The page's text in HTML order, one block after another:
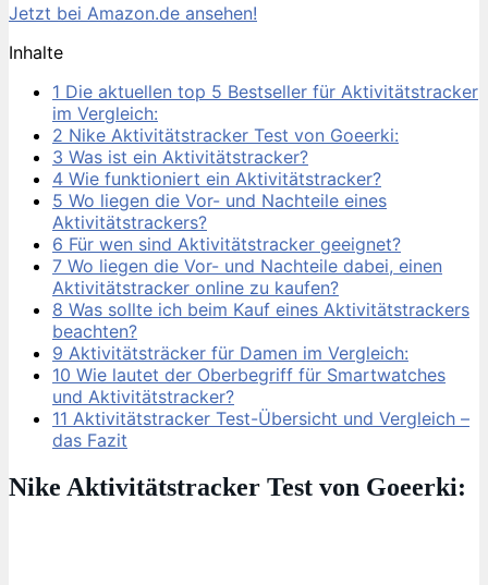
Jetzt bei Amazon.de ansehen!
Inhalte
1 Die aktuellen top 5 Bestseller für Aktivitätstracker
im Vergleich:
2 Nike Aktivitätstracker Test von Goeerki:
3 Was ist ein Aktivitätstracker?
4 Wie funktioniert ein Aktivitätstracker?
5 Wo liegen die Vor- und Nachteile eines
Aktivitätstrackers?
6 Für wen sind Aktivitätstracker geeignet?
7 Wo liegen die Vor- und Nachteile dabei, einen
Aktivitätstracker online zu kaufen?
8 Was sollte ich beim Kauf eines Aktivitätstrackers
beachten?
9 Aktivitätsträcker für Damen im Vergleich:
10 Wie lautet der Oberbegriff für Smartwatches
und Aktivitätstracker?
11 Aktivitätstracker Test-Übersicht und Vergleich –
das Fazit
Nike Aktivitätstracker Test von Goeerki: